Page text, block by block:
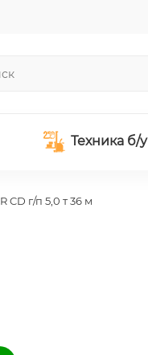
Техника б/у
CD г/п 5,0 т 36 м